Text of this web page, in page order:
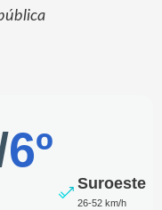
6º
Suroeste
26-52 km/h